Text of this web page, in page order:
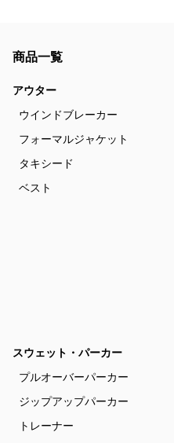
商品一覧
アウター
ウインドブレーカー
フォーマルジャケット
タキシード
ベスト
スウェット・パーカー
プルオーバーパーカー
ジップアップパーカー
トレーナー